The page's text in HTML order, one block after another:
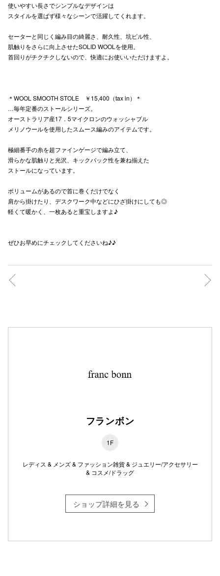
使いやすい長さでシンプルなデザインは
スタイルを選ばず様々なシーンで活躍してくれます。
セーターと同じく編み目の綺麗さ、耐久性、坑ピル性、
肌触りをさらに向上させたSOLID WOOLを使用。
首回りがチクチクしないので、快適にお使いいただけますよ。
＊WOOL SMOOTH STOLE ￥15,400（tax in）＊
…毎年定番のストールシリーズ。
オーストラリア産17．5マイクロンのウォッシャブル
メリノウールを使用したスムース編みのアイテムです。
極細番手の糸を超ファインゲージで編み立て、
滑らかな肌触りと光沢、キックバック性を兼ね揃えた
ストールになっています。
ボリュームがあるので首に巻くだけでなく
肩から掛けたり、デスクワーク中などにひざ掛けにしても◎
軽くて暖かく、一枚あると重宝しますよ♪
ぜひお早めにチェックしてくださいね♪♪
フランボン
1F
レディス & メンズ & ファッション雑貨 & ジュエリー/アクセサリー
& コスメ/ドラッグ
ショップ詳細を見る